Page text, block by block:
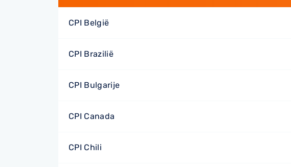
CPI België
CPI Brazilië
CPI Bulgarije
CPI Canada
CPI Chili